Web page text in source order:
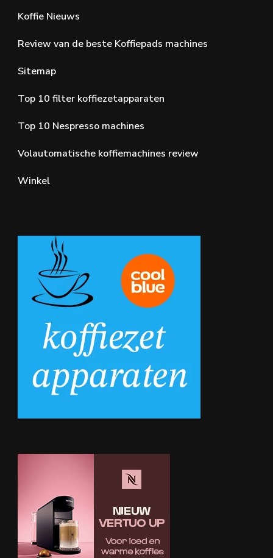
Koffie Nieuws
Review van de beste Koffiepads machines
Sitemap
Top 10 filter koffiezetapparaten
Top 10 Nespresso machines
Volautomatische koffiemachines review
Winkel